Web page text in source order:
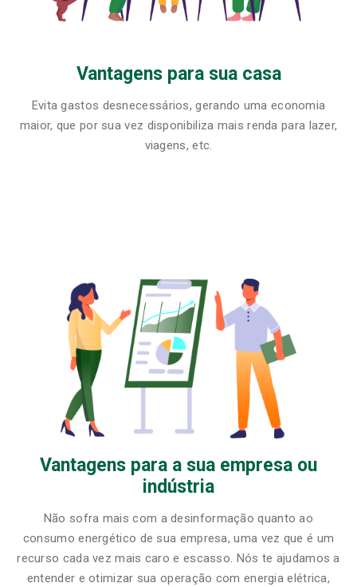
Vantagens para a sua empresa ou
indústria
Não sofra mais com a desinformação quanto ao
consumo energético de sua empresa, uma vez que é um
recurso cada vez mais caro e escasso. Nós te ajudamos a
entender e otimizar sua operação com energia elétrica,
Vantagens para sua casa
Evita gastos desnecessários, gerando uma economia
maior, que por sua vez disponibiliza mais renda para lazer,
viagens, etc.